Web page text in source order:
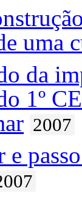
uma
da
1º
2007
e